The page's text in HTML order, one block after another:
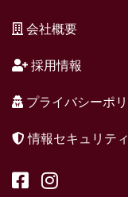
会社概要
採用情報
プライバシーポ
情報セキュリテ